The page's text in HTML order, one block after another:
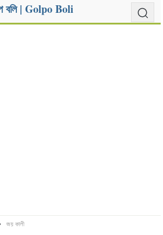
বলি | Golpo Boli
জয় কালী